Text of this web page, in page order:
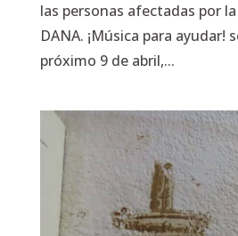
las personas afectadas por
DANA. ¡Música para ayudar!
próximo 9 de abril,...